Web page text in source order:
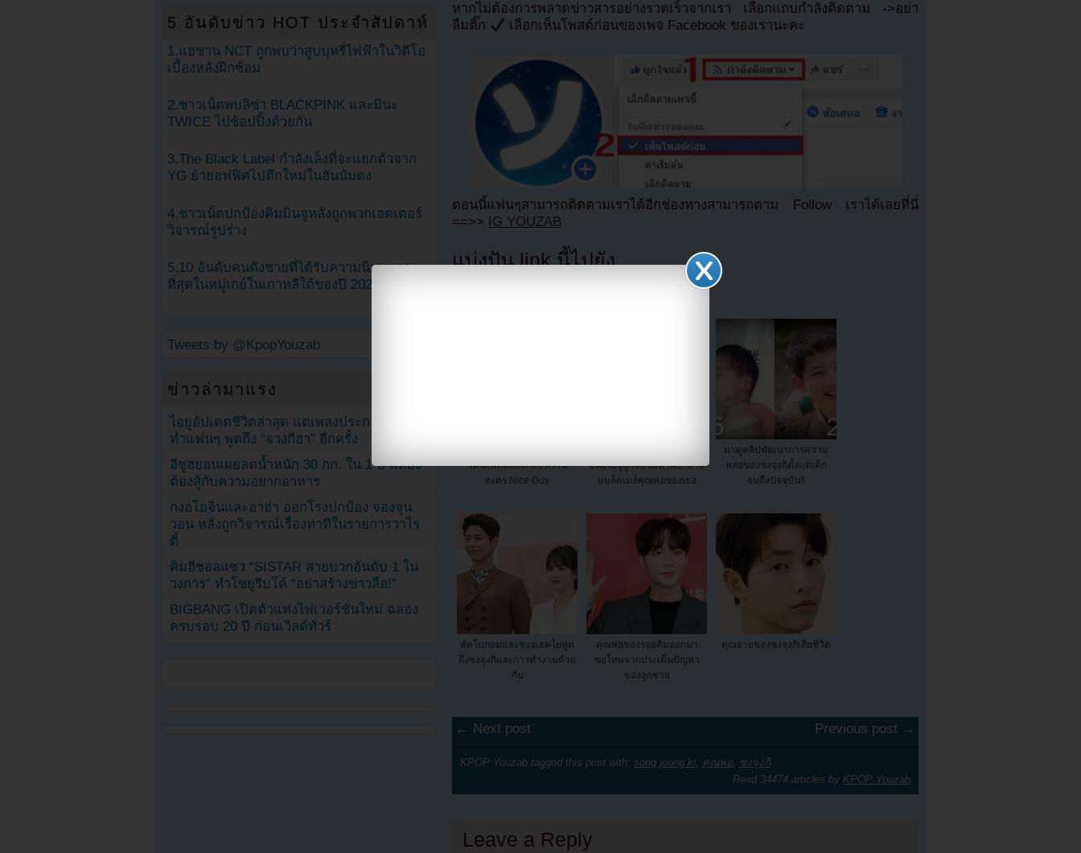
หากไม่ต้องการพลาดข่าวสารอย่างรวดเร็วจากเรา เลือกแถบกำลังติดตาม ->อย่า
ลืมติ๊ก
เลือกเห็นโพสต์ก่อนของเพจ Facebook ของเรานะคะ
ตอนนี้แฟนๆสามารถติดตามเราได้อีกช่องทางสามารถตาม Follow เราได้เลยที่นี่
==>> IG YOUZAB
แบ่งปัน link นี้ไปยัง
โทรศัพท์มือถือกลับหัวใน
ละคร Nice Guy
ฮันฮโยจูถูกจับข้อหาพยายาม
แบล็คเมล์คุณพ่อของเธอ
มาดูคลิปพัฒนาการความ
หล่อของซงจุงกิตั้งแต่เด็ก
จนถึงปัจจุบัน!!
พัคโบกอมและซงฮเยคโยพูด
ถึงซงจุงกิและการทำงานด้วย
กัน
คุณพ่อของรอยคิมออกมา
ขอโทษจากประเด็นปัญหา
ของลูกชาย
คุณยายของซงจุงกิเสียชีวิต
← Next post Previous post →
KPOP Youzab tagged this post with: song joong ki, คุณพ่อ, ซงจุงกิ
Read 34474 articles by KPOP Youzab
Leave a Reply
5 อันดับข่าว HOT ประจำสัปดาห์
1.แฮชาน NCT ถูกพบว่าสูบบุหรี่ไฟฟ้าในวิดีโอ
เบื้องหลังฝึกซ้อม
2.ชาวเน็ตพบลิซ่า BLACKPINK และมินะ
TWICE ไปช้อปปิ้งด้วยกัน
3.The Black Label กำลังเล็งที่จะแยกตัวจาก
YG ย้ายอฟฟิศไปตึกใหม่ในฮันนัมดง
4.ชาวเน็ตปกป้องคิมมินจูหลังถูกพวกเฮดเตอร์
วิจารณ์รูปร่าง
5.10 อันดับคนดังชายที่ได้รับความนิยมมาก
ที่สุดในหมู่เกย์ในเกาหลีใต้ของปี 2023
Tweets by @KpopYouzab
ข่าวล่ามาแรง
ไอยูอัปเดตชีวิตล่าสุด แต่เพลงประกอบโพสต์
ทำแฟนๆ พูดถึง “จางกีฮา” อีกครั้ง
อีซูฮยอนเผยลดน้ำหนัก 30 กก. ใน 1 ปี แต่ยัง
ต้องสู้กับความอยากอาหาร
กงฮโยจินและฮาฮ่า ออกโรงปกป้อง จองจุน
วอน หลังถูกวิจารณ์เรื่องท่าทีในรายการวาไร
ตี้
คิมฮีชอลแซว “SISTAR สายบวกอันดับ 1 ใน
วงการ” ทำโซยูรีบโต้ “อย่าสร้างข่าวลือ!”
BIGBANG เปิดตัวแท่งไฟเวอร์ชั่นใหม่ ฉลอง
ครบรอบ 20 ปี ก่อนเวิลด์ทัวร์